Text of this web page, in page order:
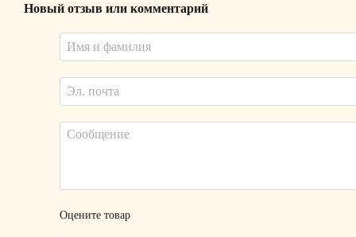
Новый отзыв или комментарий
Оцените товар